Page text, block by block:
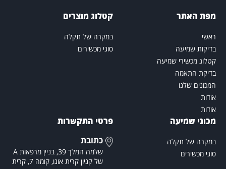
האתר
שמיעה
מכשירי שמיעה
התאמה
שלנו
קטלוג מוצרים
במקרה של תקלה
סוגי מכשירים
שמיעה
של תקלה
מכשירים
פרטי התקשרות
כתובת
שלמה המלך 39, בניין מרפאות A
של קניון קרית אונו, קומה 7, קרית